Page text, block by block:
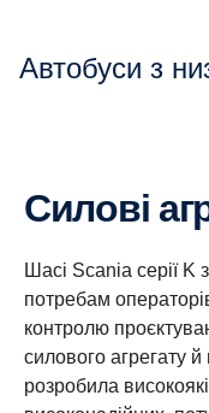
Автобуси з
Силові
Шасі Scania серії K
потребам
контролю
силового агрегату
розробила